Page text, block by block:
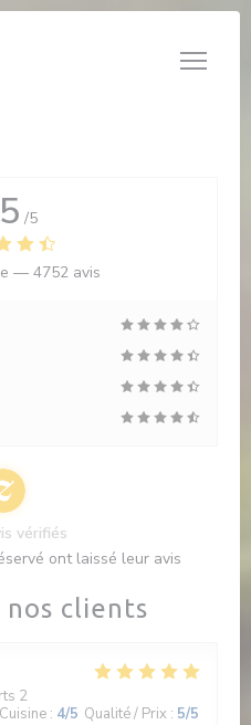
matière de cookies
nos clients
2
Cuisine : 4/5 Qualité / Prix : 5/5
/5
— 4752 avis
vérifiés
ont laissé leur avis